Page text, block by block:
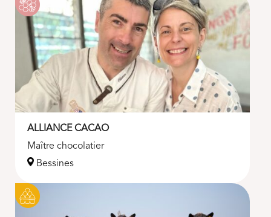
ALLIANCE CACAO
Maître chocolatier
Bessines